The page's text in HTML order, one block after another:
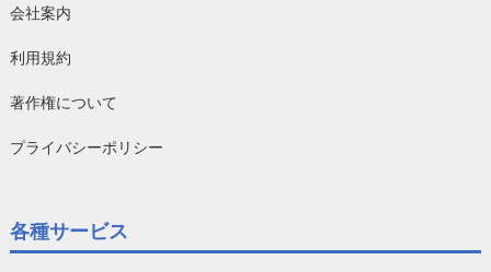
会社案内
利用規約
著作権について
プライバシーポリシー
各種サービス